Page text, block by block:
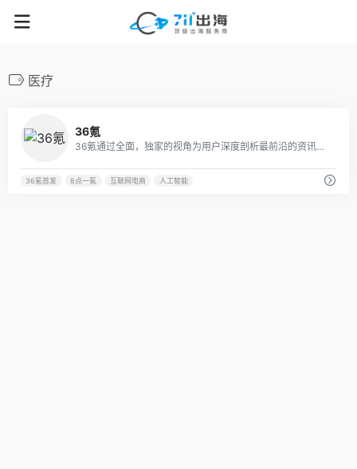
医疗
36氪
36氪通过全面，独家的视角为用户深度剖析最前沿的资讯，致力于让一部分人先看到未来，内容涵盖快讯，科技，金融，投资，房产，汽车，互联网，股市，教育，生活，职场等，秉承着新商业媒体人的使命砥砺前行
36氪首发 8点一氪 互联网电商 人工智能